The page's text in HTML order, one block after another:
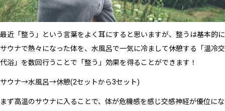
最近「整う」という言葉をよく耳にすると思いますが、整うは基本的に
サウナで熱々になった体を、水風呂で一気に冷まして休憩する「温冷交
代浴」を数回行うことで「整う」効果を得ることができます！
サウナ→水風呂→休憩(2セットから3セット)
まず高温のサウナに入ることで、体が危機感を感じ交感神経が優位にな